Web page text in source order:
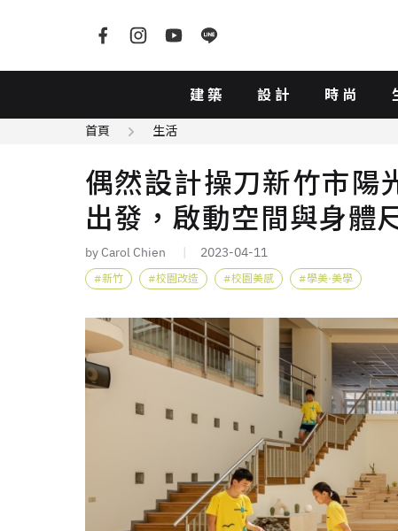
建築 設計 時尚
首頁 生活
偶然設計操刀新竹市陽
出發，啟動空間與身體
by Carol Chien 2023-04-11
新竹 校園改造 校園美感 學美·美學